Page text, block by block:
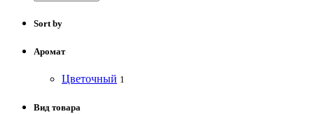
Sort by
Аромат
Цветочный 1
Вид товара